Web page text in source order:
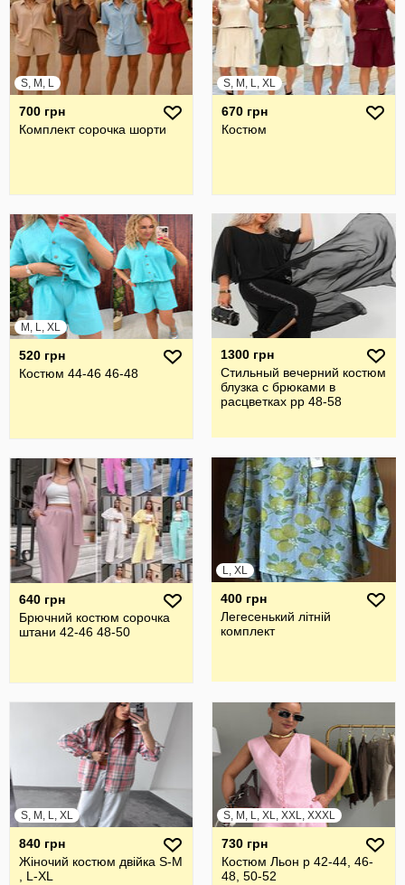
S, M, L
700 грн
Комплект сорочка шорти
S, M, L, XL
670 грн
Костюм
M, L, XL
520 грн
Костюм 44-46 46-48
1300 грн
Стильный вечерний костюм
блузка с брюками в
расцветках рр 48-58
640 грн
Брючний костюм сорочка
штани 42-46 48-50
L, XL
400 грн
Легесенький літній
комплект
S, M, L, XL
840 грн
Жіночий костюм двійка S-M
, L-XL
S, M, L, XL, XXL, XXXL
730 грн
Костюм Льон р 42-44, 46-
48, 50-52